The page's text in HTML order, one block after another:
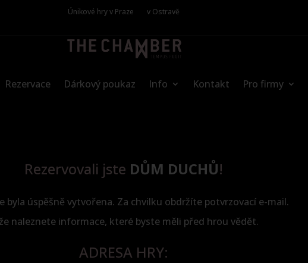
Únikové hry v Praze v Ostravě
Rezervace Dárkový poukaz Info Kontakt Pro firmy
Rezervovali jste DŮM DUCHŮ!
byla úspěšně vytvořena. Za chvilku obdržíte potvrzovací e-mail.
naleznete informace, které byste měli před hrou vědět.
ADRESA HRY: